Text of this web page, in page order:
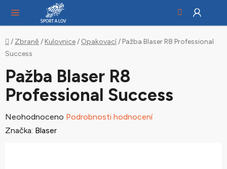
obsah
Domů
/ Zbraně / Kulovnice/ Opakovací/ Pažba Blaser R8 Professional
Success
Pažba Blaser R8
Professional Success
Průměrné
hodnocení
Neohodnoceno Podrobnosti hodnocení
Značka: Blaser